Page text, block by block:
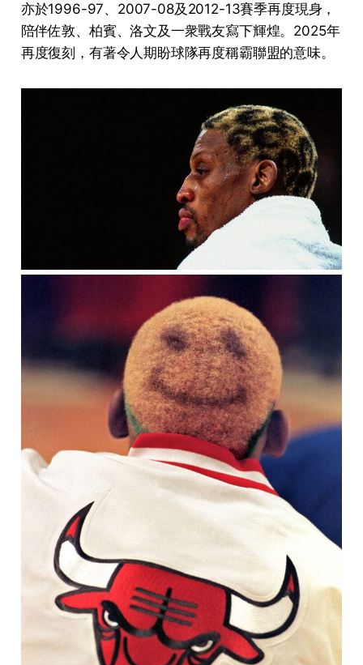
亦於1996-97、2007-08及2012-13賽季再度現身，
陪伴佐敦、柏賓、洛文及一衆戰友寫下輝煌。2025年
再度復刻，有著令人期盼球隊再度稱霸聯盟的意味。